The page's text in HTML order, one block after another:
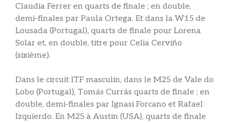
Claudia Ferrer en quarts de finale ; en double,
demi-finales par Paula Ortega. Et dans la W15 de
Lousada (Portugal), quarts de finale pour Lorena
Solar et, en double, titre pour Celia Cerviño
(sixième).
Dans le circuit ITF masculin, dans le M25 de Vale do
Lobo (Portugal), Tomás Currás quarts de finale ; en
double, demi-finales par Ignasi Forcano et Rafael
Izquierdo. En M25 à Austin (USA), quarts de finale